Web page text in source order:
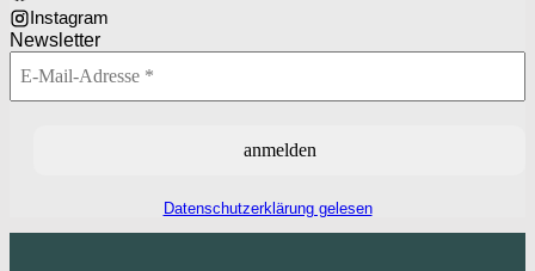
Instagram
Newsletter
Datenschutzerklärung gelesen